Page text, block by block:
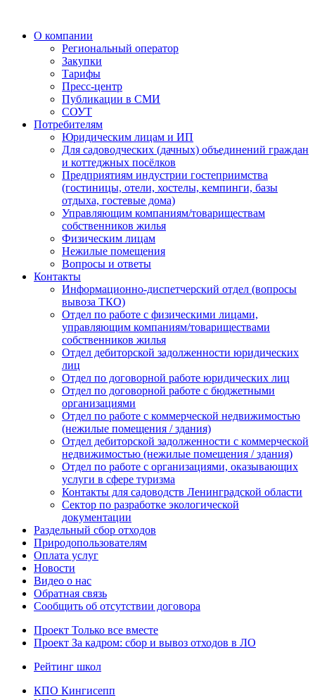
О компании
Региональный оператор
Закупки
Тарифы
Пресс-центр
Публикации в СМИ
СОУТ
Потребителям
Юридическим лицам и ИП
Для садоводческих (дачных) объединений граждан
и коттеджных посёлков
Предприятиям индустрии гостеприимства
(гостиницы, отели, хостелы, кемпинги, базы
отдыха, гостевые дома)
Управляющим компаниям/товариществам
собственников жилья
Физическим лицам
Нежилые помещения
Вопросы и ответы
Контакты
Информационно-диспетчерский отдел (вопросы
вывоза ТКО)
Отдел по работе с физическими лицами,
управляющим компаниям/товариществами
собственников жилья
Отдел дебиторской задолженности юридических
лиц
Отдел по договорной работе юридических лиц
Отдел по договорной работе с бюджетными
организациями
Отдел по работе с коммерческой недвижимостью
(нежилые помещения / здания)
Отдел дебиторской задолженности с коммерческой
недвижимостью (нежилые помещения / здания)
Отдел по работе с организациями, оказывающих
услуги в сфере туризма
Контакты для садоводств Ленинградской области
Сектор по разработке экологической
документации
Раздельный сбор отходов
Природопользователям
Оплата услуг
Новости
Видео о нас
Обратная связь
Сообщить об отсутствии договора
Проект Только все вместе
Проект За кадром: сбор и вывоз отходов в ЛО
Рейтинг школ
КПО Кингисепп